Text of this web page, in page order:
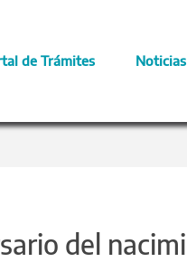
de Trámites Noticias
del